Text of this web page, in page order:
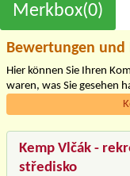
Merkbox(0)
Bewertungen und
Hier können Sie Ihren
waren, was Sie gesehen
Kemp Vlčák -
středisko